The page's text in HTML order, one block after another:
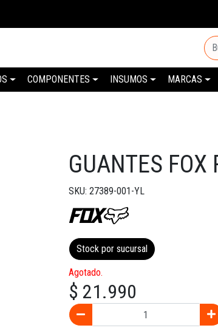
COMPONENTES INSUMOS MARCAS
GUANTES FOX
SKU: 27389-001-YL
Stock por sucursal
Agotado.
$ 21.990